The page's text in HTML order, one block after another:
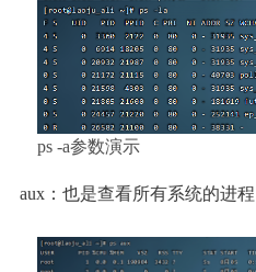
ps -a参数演示
aux：也是查看所有系统的进